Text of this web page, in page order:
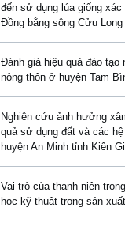
đến sử dụng lúa giống xác
Đồng bằng sông Cửu Long
Đánh giá hiệu quả đào tạo
nông thôn ở huyện Tam
Nghiên cứu ảnh hưởng
quả sử dụng đất và các
huyện An Minh tỉnh Kiên
Vai trò của thanh niên
học kỹ thuật trong sản